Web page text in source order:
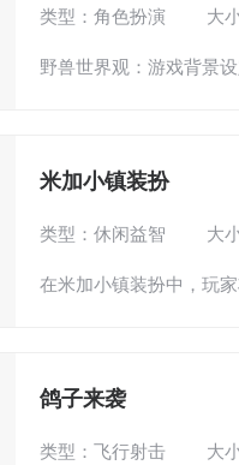
类型：角色扮演 大
野兽世界观：游戏背景
米加小镇装扮
类型：休闲益智 大
在米加小镇装扮中，玩
鸽子来袭
类型：飞行射击 大